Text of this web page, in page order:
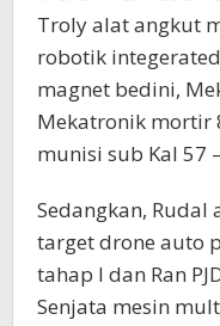
Troly alat angkut
robotik
magnet bedini,
Mekatronik mortir
munisi sub Kal 57
Sedangkan, Rudal
target drone auto
tahap I dan Ran
Senjata mesin